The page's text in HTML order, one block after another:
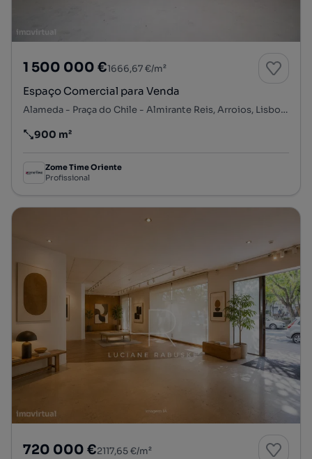
1 500 000 €1666,67 €/m²
Espaço Comercial para Venda
Alameda - Praça do Chile - Almirante Reis, Arroios, Lisboa, Lisboa
Preço por metro quadrado
900 m²
Zome Time Oriente
Profissional
720 000 €2117,65 €/m²